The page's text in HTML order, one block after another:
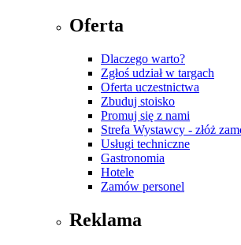
Oferta
Dlaczego warto?
Zgłoś udział w targach
Oferta uczestnictwa
Zbuduj stoisko
Promuj się z nami
Strefa Wystawcy - złóż
Usługi techniczne
Gastronomia
Hotele
Zamów personel
Reklama